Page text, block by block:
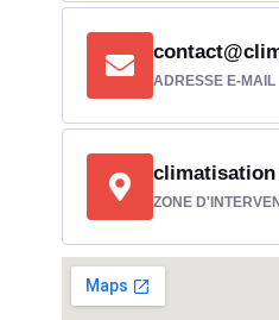
ADRESSE E-MAIL
climatisation
ZONE